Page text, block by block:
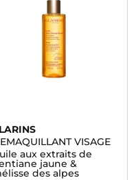
VISAGE
aux extraits de
jaune &
des alpes